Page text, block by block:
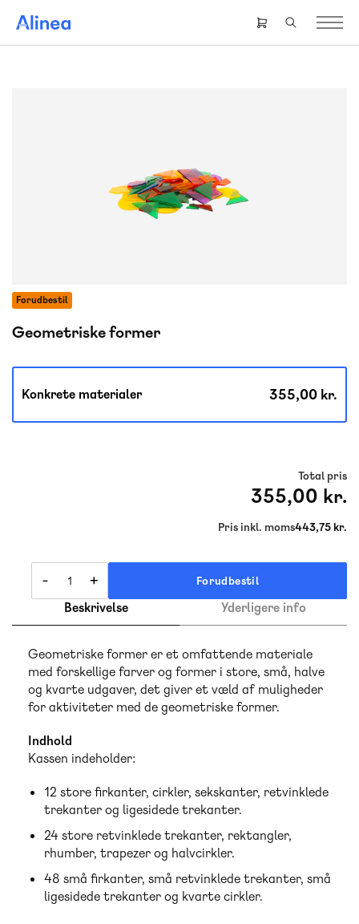
hovedindhold
Header
right
Forudbestil
Geometriske former
Konkrete materialer 355,00 kr.
Total pris
355,00 kr.
Pris inkl. moms443,75 kr.
- + Forudbestil
Beskrivelse Yderligere info
Geometriske former er et omfattende materiale
med forskellige farver og former i store, små, halve
og kvarte udgaver, det giver et væld af muligheder
for aktiviteter med de geometriske former.
Indhold
Kassen indeholder:
12 store firkanter, cirkler, sekskanter, retvinklede
trekanter og ligesidede trekanter.
24 store retvinklede trekanter, rektangler,
rhumber, trapezer og halvcirkler.
48 små firkanter, små retvinklede trekanter, små
ligesidede trekanter og kvarte cirkler.